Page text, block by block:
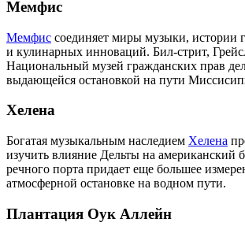
Мемфис
Мемфис соединяет миры музыки, истории
и кулинарных инноваций. Бил-стрит,
Национальный музей гражданских прав
выдающейся остановкой на пути
Хелена
Богатая музыкальным наследием Хелена
изучить влияние Дельты на американский
речного порта придает еще большее
атмосферной остановке на водном пути.
Плантация Оук Аллейн